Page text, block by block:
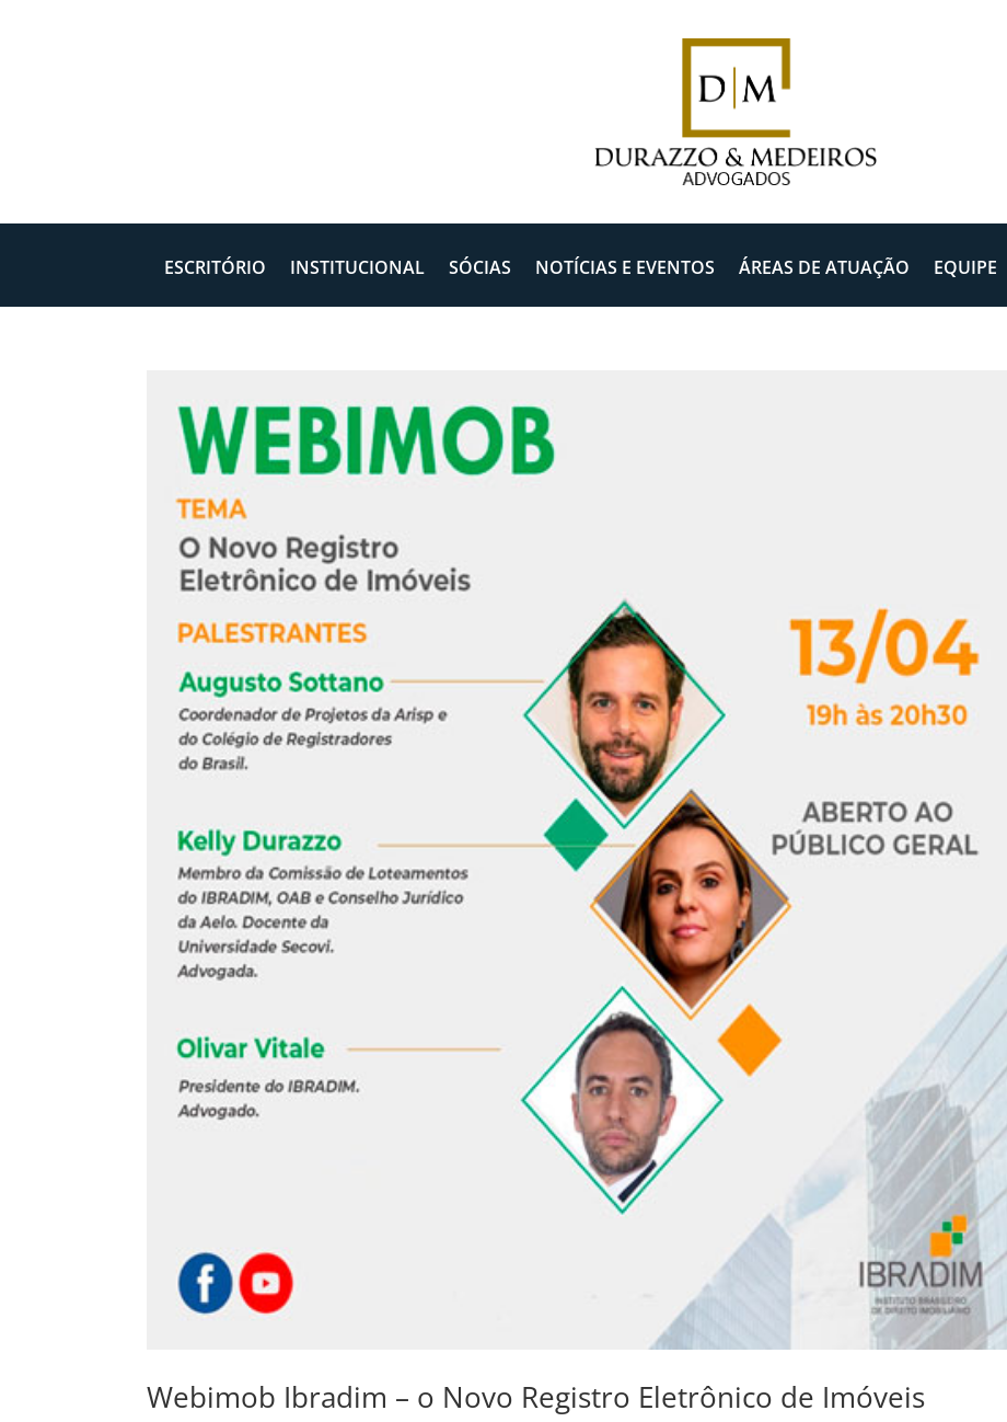
ESCRITÓRIO INSTITUCIONAL SÓCIAS NOTÍCIAS E EVENTOS ÁREAS DE ATUAÇÃO EQUIPE
Webimob Ibradim – o Novo Registro Eletrônico de Imóveis